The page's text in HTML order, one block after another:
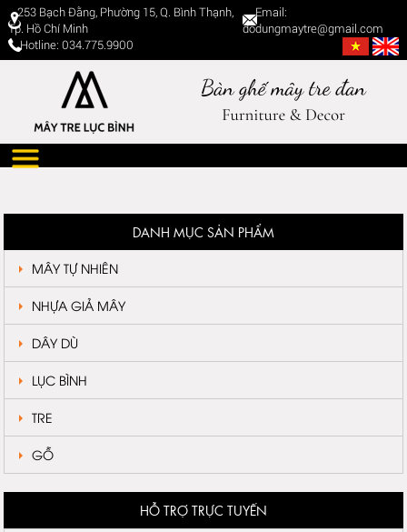
253 Bạch Đằng, Phường 15, Q. Bình Thạnh,
Tp. Hồ Chí Minh
Email:
dodungmaytre@gmail.com
Hotline: 034.775.9900
DANH MỤC SẢN PHẨM
MÂY TỰ NHIÊN
NHỰA GIẢ MÂY
DÂY DÙ
LỤC BÌNH
TRE
GỖ
HỖ TRỢ TRỰC TUYẾN